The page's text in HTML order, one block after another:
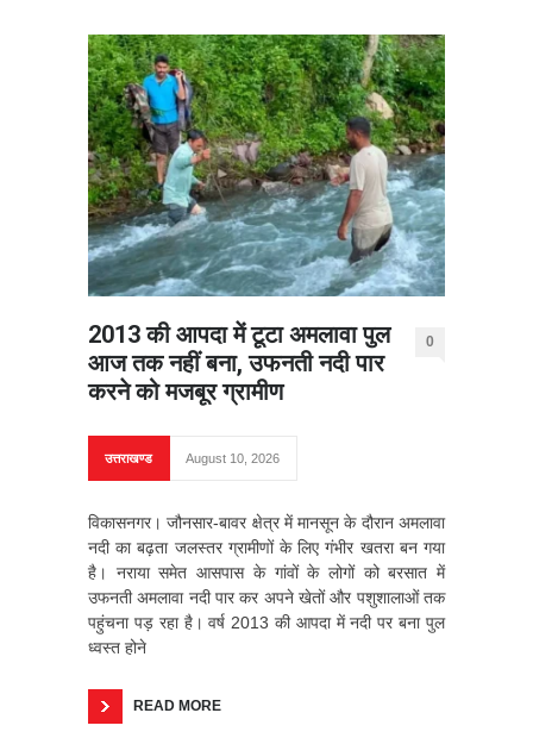
2013 की आपदा में टूटा अमलावा पुल
आज तक नहीं बना, उफनती नदी पार
करने को मजबूर ग्रामीण
0
उत्तराखण्ड August 10, 2026
विकासनगर। जौनसार-बावर क्षेत्र में मानसून के दौरान अमलावा
नदी का बढ़ता जलस्तर ग्रामीणों के लिए गंभीर खतरा बन गया
है। नराया समेत आसपास के गांवों के लोगों को बरसात में
उफनती अमलावा नदी पार कर अपने खेतों और पशुशालाओं तक
पहुंचना पड़ रहा है। वर्ष 2013 की आपदा में नदी पर बना पुल
ध्वस्त होने
READ MORE